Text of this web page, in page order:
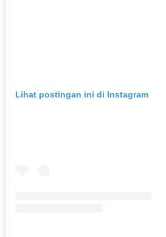
Lihat postingan ini di Instagram